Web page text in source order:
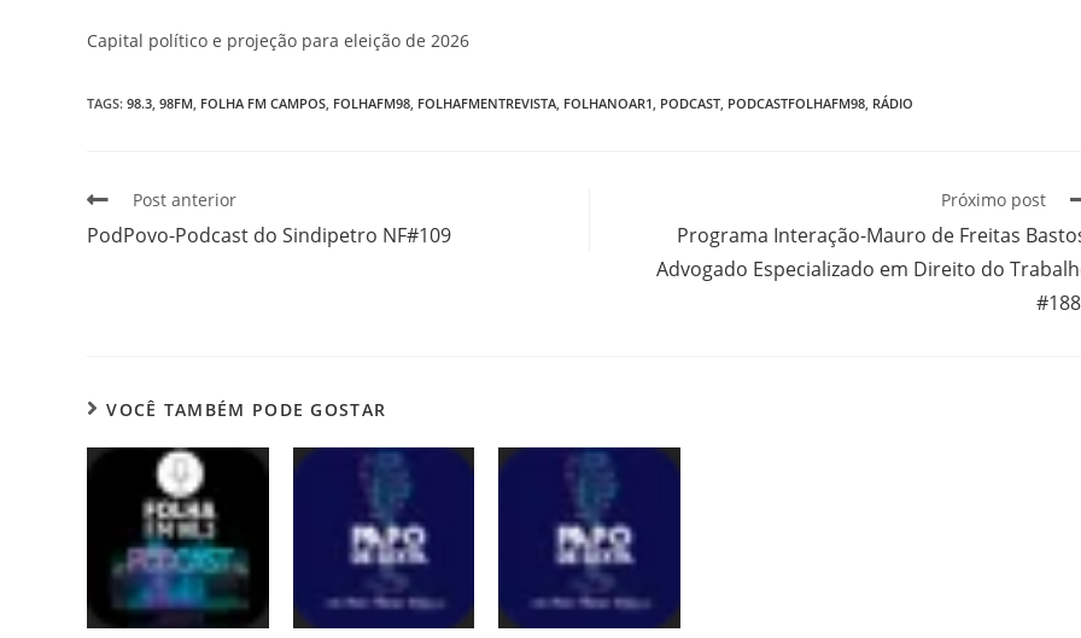
Capital político e projeção para eleição de 2026
TAGS: 98.3 98FM FOLHA FM CAMPOS FOLHAFM98 FOLHAFMENTREVISTA FOLHANOAR1 PODCAST PODCASTFOLHAFM98 RÁDIO
Post anterior
PodPovo-Podcast do Sindipetro NF#109
Próximo post
Programa Interação-Mauro de Freitas
Advogado Especializado em Direito do
VOCÊ TAMBÉM PODE GOSTAR